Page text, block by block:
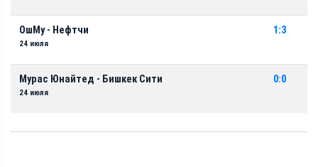
ОшМу - Нефтчи
24 июля
1:3
Мурас Юнайтед - Бишкек Сити
24 июля
0:0